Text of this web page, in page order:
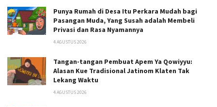
Punya Rumah di Desa Itu Perkara Mudah bagi
Pasangan Muda, Yang Susah adalah Membeli
Privasi dan Rasa Nyamannya
4 AGUSTUS 2026
Tangan-tangan Pembuat Apem Ya Qowiyyu:
Alasan Kue Tradisional Jatinom Klaten Tak
Lekang Waktu
4 AGUSTUS 2026